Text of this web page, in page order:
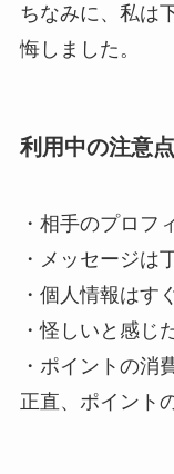
ちなみに、私は
悔しました。
利用中の注意点
・相手のプロフ
・メッセージは
・個人情報はす
・怪しいと感じ
・ポイントの消
正直、ポイント